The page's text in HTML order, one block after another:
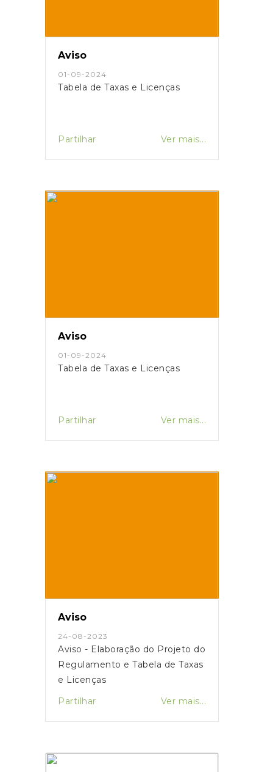
Aviso
01-09-2024
Tabela de Taxas e Licenças
Partilhar Ver mais...
Aviso
01-09-2024
Tabela de Taxas e Licenças
Partilhar Ver mais...
Aviso
24-08-2023
Aviso - Elaboração do Projeto do
Regulamento e Tabela de Taxas
e Licenças
Partilhar
Ver mais...